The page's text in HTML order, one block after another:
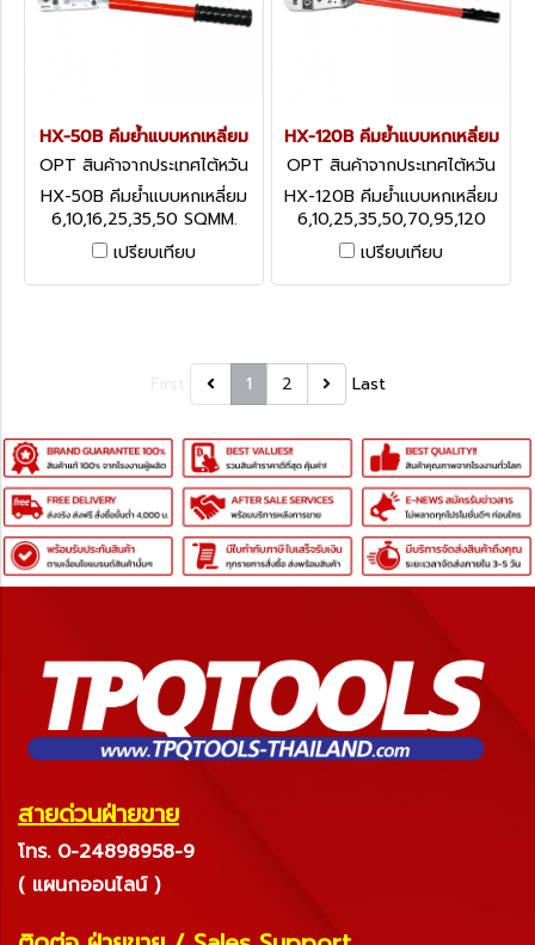
HX-50B คีมย้ำแบบหกเหลี่ยม
OPT สินค้าจากประเทศไต้หวัน
HX-50B
HX-50B คีมย้ำแบบหกเหลี่ยม
6,10,16,25,35,50 SQMM.
เปรียบเทียบ
HX-120B คีมย้ำแบบหกเหลี่ยม
OPT สินค้าจากประเทศไต้หวัน
HX-120B
HX-120B คีมย้ำแบบหกเหลี่ยม
6,10,25,35,50,70,95,120
SQMM.
เปรียบเทียบ
1 2 Last
สายด่วนฝ่ายขาย
โทร. 0-24898958-9
( แผนกออนไลน์ )